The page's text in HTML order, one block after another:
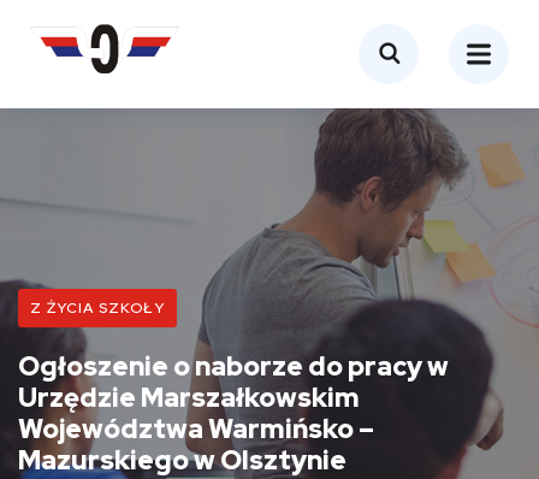
Z ŻYCIA SZKOŁY
Ogłoszenie o naborze do pracy w
Urzędzie Marszałkowskim
Województwa Warmińsko –
Mazurskiego w Olsztynie